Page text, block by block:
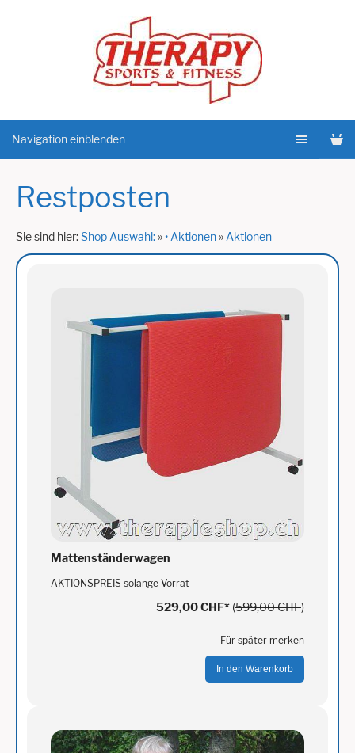
Navigation einblenden
Restposten
Sie sind hier:Shop Auswahl:»• Aktionen» Aktionen
Mattenständerwagen
AKTIONSPREIS solange Vorrat
529,00 CHF* (599,00 CHF)
Für später merken
In den Warenkorb